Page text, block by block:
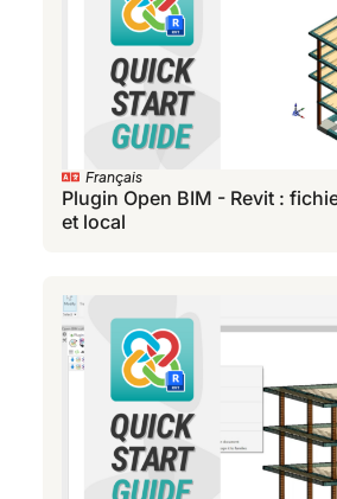
Français
Plugin Open BIM - Revit :
et local